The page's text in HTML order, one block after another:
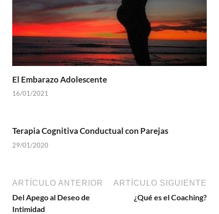
El Embarazo Adolescente
16/01/2021
Terapia Cognitiva Conductual con Parejas
29/01/2020
ARTÍCULO ANTERIOR
Del Apego al Deseo de
Intimidad
ARTÍCULO SIGUIENTE
¿Qué es el Coaching?